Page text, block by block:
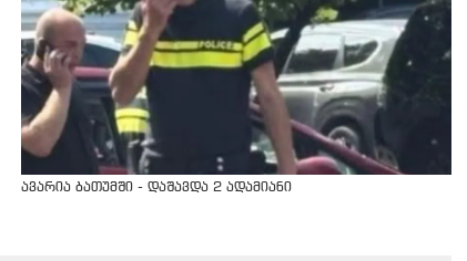
ავარია ბათუმში - დაშავდა 2 ადამიანი